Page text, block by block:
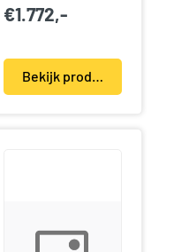
€1.772,-
Bekijk product(en)